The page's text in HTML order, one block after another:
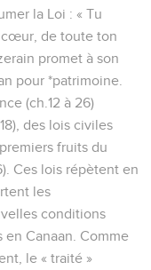
la Loi : « Tu
cœur, de toute ton
promet à son
pour *patrimoine.
(ch.12 à 26)
des lois civiles
fruits du
Ces lois répètent en
les
conditions
en Canaan. Comme
le « traité »